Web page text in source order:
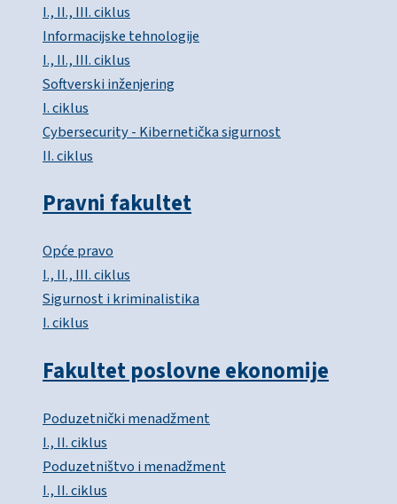
I., II., III. ciklus
Informacijske tehnologije
I., II., III. ciklus
Softverski inženjering
I. ciklus
Cybersecurity - Kibernetička sigurnost
II. ciklus
Pravni fakultet
Opće pravo
I., II., III. ciklus
Sigurnost i kriminalistika
I. ciklus
Fakultet poslovne ekonomije
Poduzetnički menadžment
I., II. ciklus
Poduzetništvo i menadžment
I., II. ciklus